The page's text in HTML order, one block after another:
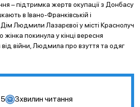
– підтримка жертв окупації з Донбасу
в Івано-Франківській і
Людмили Лазарєвої у місті Краснолуч
жінка покинула у кінці вересня
війни, Людмила про взуття та одяг
3хвилин читання